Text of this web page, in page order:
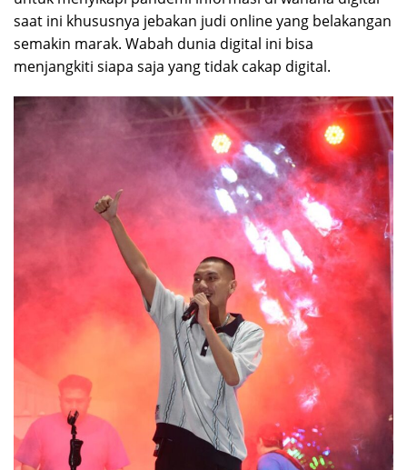
saat ini khususnya jebakan judi online yang belakangan
semakin marak. Wabah dunia digital ini bisa
menjangkiti siapa saja yang tidak cakap digital.